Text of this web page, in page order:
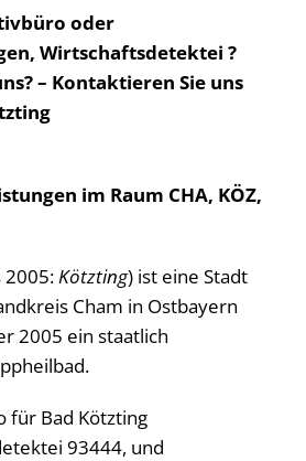
oder
Wirtschaftsdetektei ?
– Kontaktieren Sie uns
im Raum CHA, KÖZ,
2005:Kötzting) ist eine Stadt
Cham in Ostbayern
2005 ein staatlich
für Bad Kötzting
93444, und